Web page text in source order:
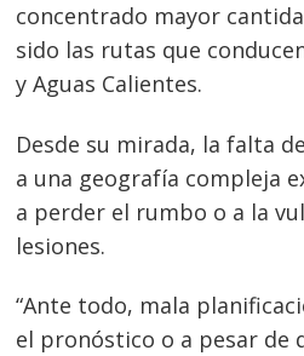
concentrado mayor
sido las rutas que
y Aguas Calientes.
Desde su mirada, la falta
a una geografía compleja
a perder el rumbo o a la
lesiones.
“Ante todo, mala
el pronóstico o a pesar de